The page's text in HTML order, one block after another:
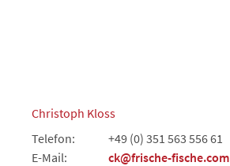
Christoph Kloss
Telefon:
+49 (0) 351 563 556 61
E-Mail:
ck@frische-fische.com